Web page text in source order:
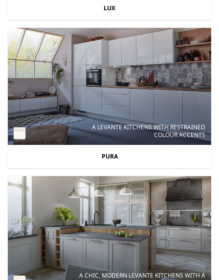
LUX
A LEVANTE KITCHENS WITH RESTRAINED
COLOUR ACCENTS
PURA
A CHIC, MODERN LEVANTE KITCHENS WITH A